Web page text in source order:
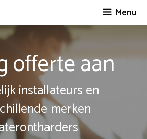
Menu
offerte aan
installateurs en
merken